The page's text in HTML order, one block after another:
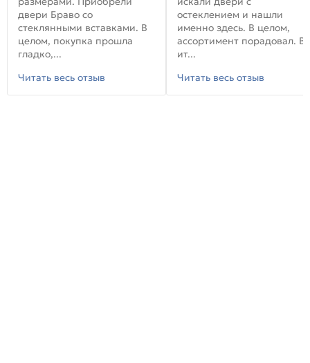
двери Браво со
стеклянными вставками. В
целом, покупка прошла
гладко,...
Читать весь отзыв
остеклением и нашли
именно здесь. В целом,
ассортимент порадовал. В
ит...
Читать весь отзыв